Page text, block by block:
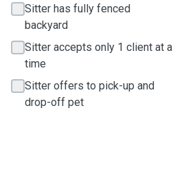
Sitter has fully fenced
backyard
Sitter accepts only 1 client at a
time
Sitter offers to pick-up and
drop-off pet